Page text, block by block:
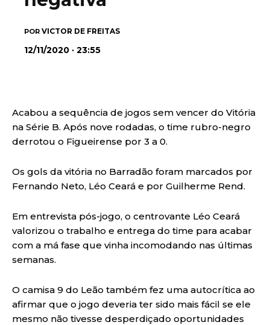
POR VICTOR DE FREITAS
12/11/2020 · 23:55
Acabou a sequência de jogos sem vencer do Vitória
na Série B. Após nove rodadas, o time rubro-negro
derrotou o Figueirense por 3 a 0.
Os gols da vitória no Barradão foram marcados por
Fernando Neto, Léo Ceará e por Guilherme Rend.
Em entrevista pós-jogo, o centrovante Léo Ceará
valorizou o trabalho e entrega do time para acabar
com a má fase que vinha incomodando nas últimas
semanas.
O camisa 9 do Leão também fez uma autocrítica ao
afirmar que o jogo deveria ter sido mais fácil se ele
mesmo não tivesse desperdiçado oportunidades